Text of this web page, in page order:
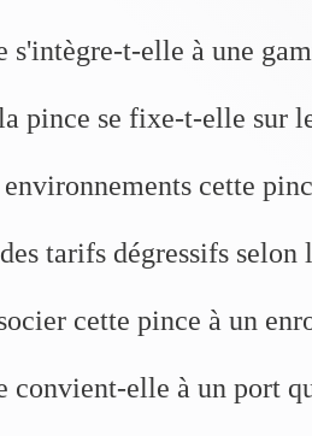
s'intègre-t-elle à une
pince se fixe-t-elle sur
cette
tarifs dégressifs selon
cette pince à un
convient-elle à un port